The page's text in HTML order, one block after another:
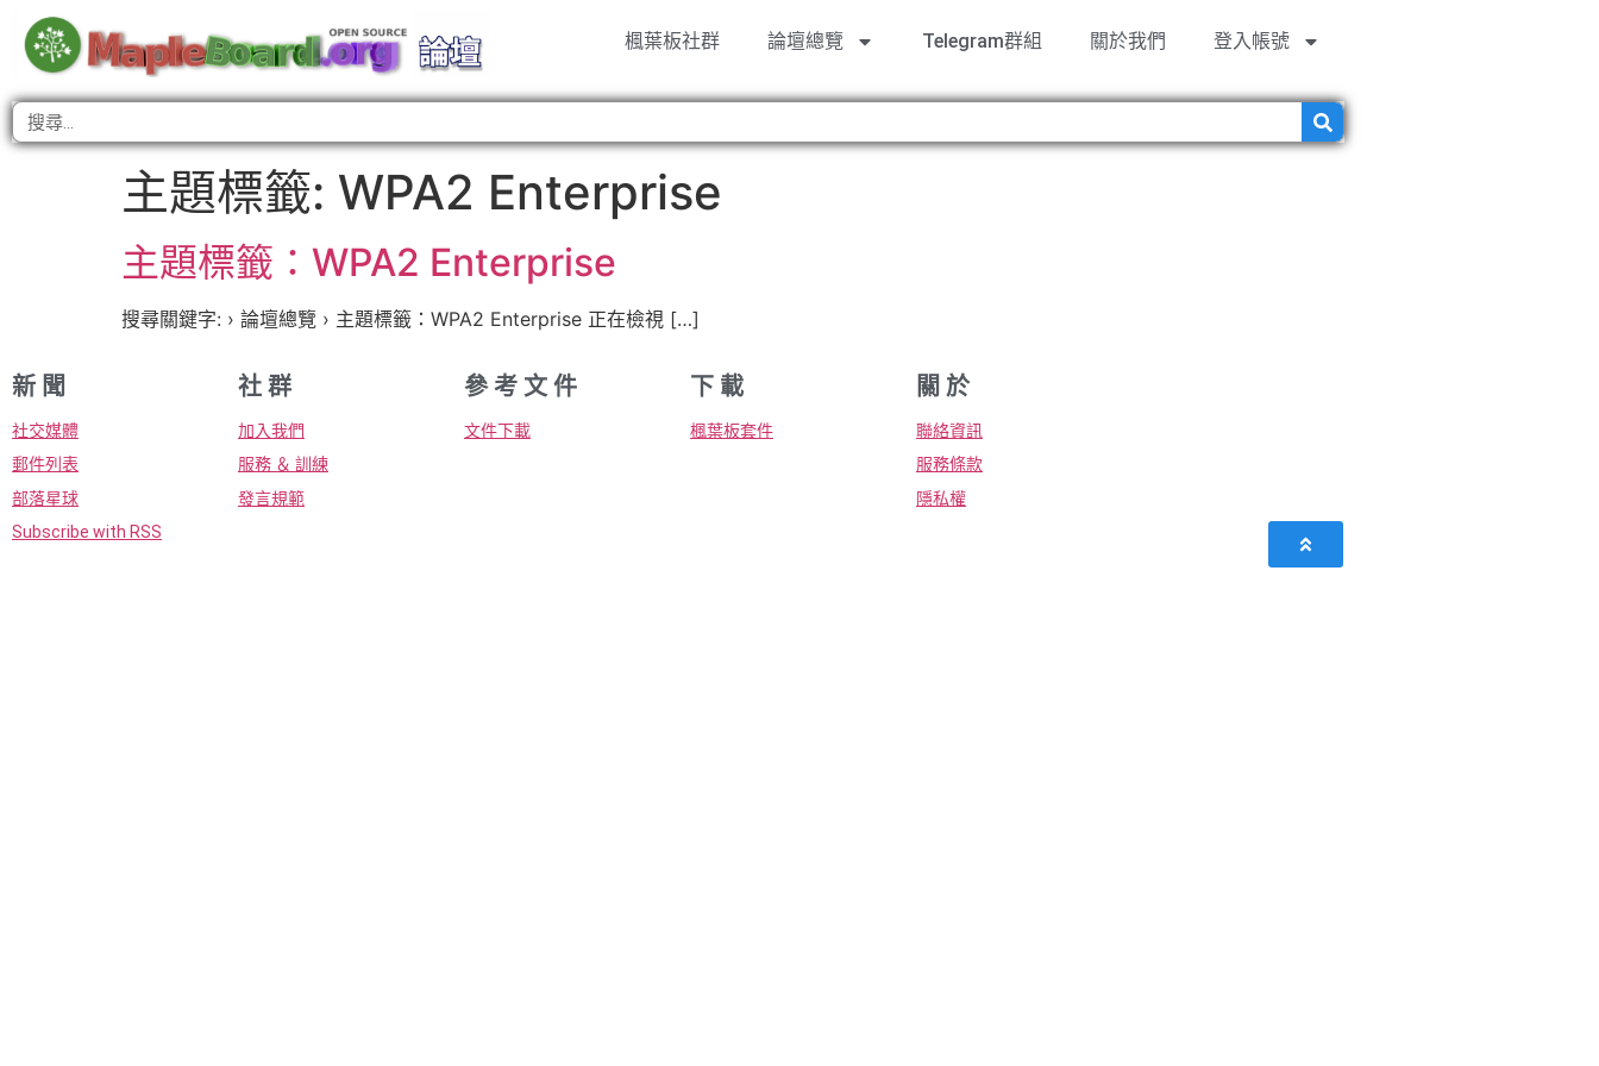
楓葉板社群 論壇總覽 Telegram群組 關於我們 登入帳號
主題標籤: WPA2 Enterprise
主題標籤：WPA2 Enterprise
搜尋關鍵字: › 論壇總覽 › 主題標籤：WPA2 Enterprise 正在檢視 […]
新 聞
社交媒體
郵件列表
部落星球
Subscribe with RSS
社 群
加入我們
服務 ＆ 訓練
發言規範
參 考 文 件
文件下載
下 載
楓葉板套件
關 於
聯絡資訊
服務條款
隱私權